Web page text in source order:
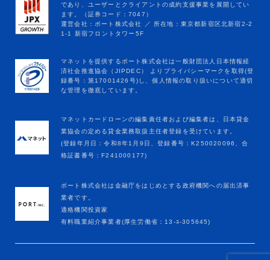
マネットカードローンの編集責任者および編集者は、日本貸金
業協会の定める貸金業務取扱主任者登録を受けています。
(登録年月日：令和8年1月9日、登録番号：K250020096、合
格証書番号：F241000177)
ポート株式会社は金融庁をはじめとする政府機関への届出済事
業者です。
適格機関投資家
有料職業紹介事業者(厚生労働省：13-ﾕ-305645)